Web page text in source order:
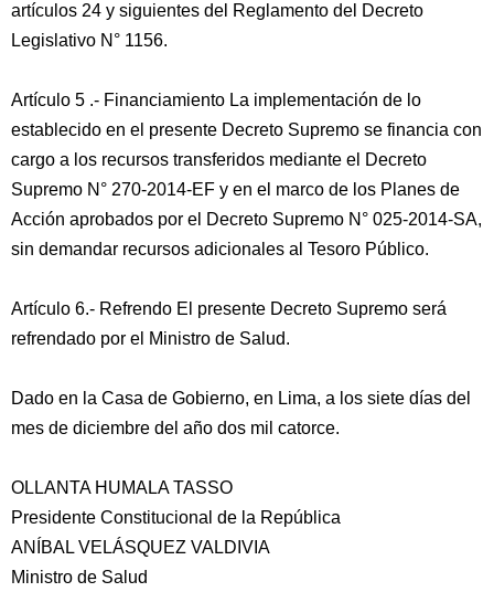
artículos 24 y siguientes del Reglamento del Decreto
Legislativo N° 1156.
Artículo 5 .- Financiamiento La implementación de lo
establecido en el presente Decreto Supremo se financia con
cargo a los recursos transferidos mediante el Decreto
Supremo N° 270-2014-EF y en el marco de los Planes de
Acción aprobados por el Decreto Supremo N° 025-2014-SA,
sin demandar recursos adicionales al Tesoro Público.
Artículo 6.- Refrendo El presente Decreto Supremo será
refrendado por el Ministro de Salud.
Dado en la Casa de Gobierno, en Lima, a los siete días del
mes de diciembre del año dos mil catorce.
OLLANTA HUMALA TASSO
Presidente Constitucional de la República
ANÍBAL VELÁSQUEZ VALDIVIA
Ministro de Salud